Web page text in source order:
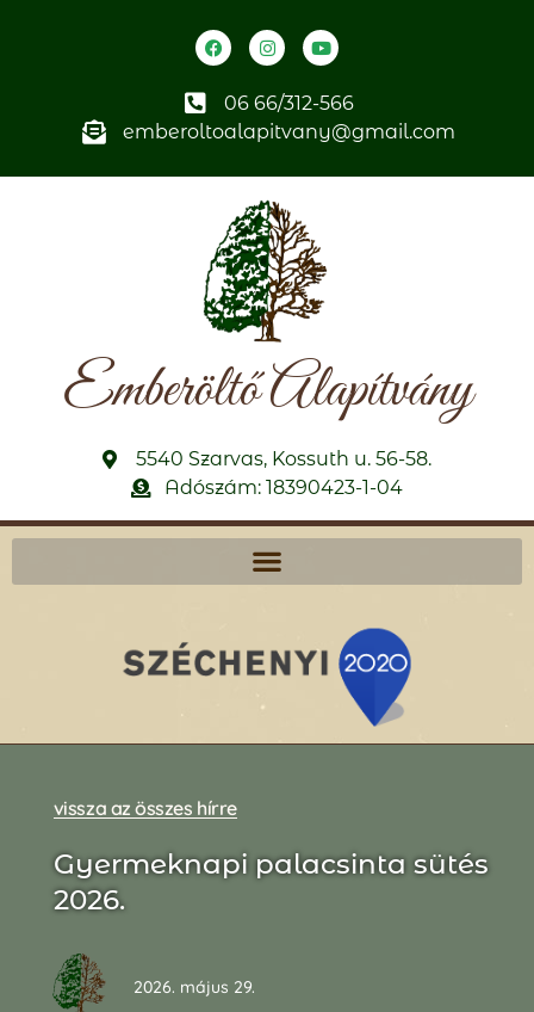
06 66/312-566
emberoltoalapitvany@gmail.com
Emberöltő Alapítvány
5540 Szarvas, Kossuth u. 56-58.
Adószám: 18390423-1-04
vissza az összes hírre
Gyermeknapi palacsinta sütés
2026.
2026. május 29.